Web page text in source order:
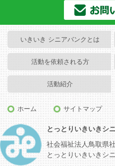
いきいき シニアバンクとは
活動を依頼される方
活動紹介
ホーム サイトマップ
とっとりいきいきシ
社会福祉法人鳥取県
とっとりいきいきシ